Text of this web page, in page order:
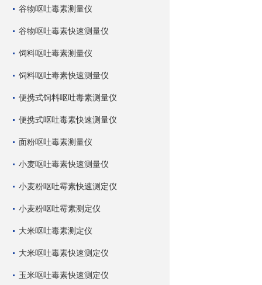
谷物呕吐毒素测量仪
谷物呕吐毒素快速测量仪
饲料呕吐毒素测量仪
饲料呕吐毒素快速测量仪
便携式饲料呕吐毒素测量仪
便携式呕吐毒素快速测量仪
面粉呕吐毒素测量仪
小麦呕吐毒素快速测量仪
小麦粉呕吐霉素快速测定仪
小麦粉呕吐霉素测定仪
大米呕吐毒素测定仪
大米呕吐毒素快速测定仪
玉米呕吐毒素快速测定仪